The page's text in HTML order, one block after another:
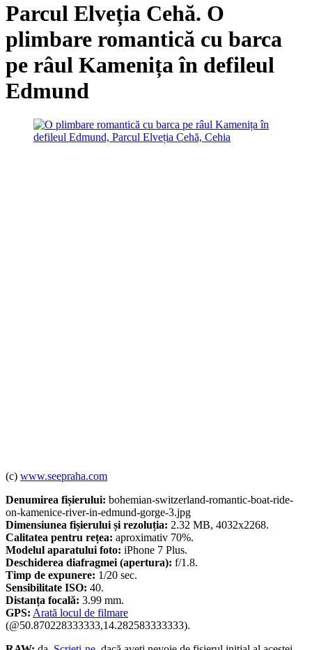
Parcul Elveția Cehă. O
plimbare romantică cu barca
pe râul Kamenița în defileul
Edmund
(c) www.seepraha.com
Denumirea fișierului: bohemian-switzerland-romantic-boat-ride-
on-kamenice-river-in-edmund-gorge-3.jpg
Dimensiunea fișierului și rezoluția: 2.32 MB, 4032x2268.
Calitatea pentru rețea: aproximativ 70%.
Modelul aparatului foto: iPhone 7 Plus.
Deschiderea diafragmei (apertura): f/1.8.
Timp de expunere: 1/20 sec.
Sensibilitate ISO: 40.
Distanța focală: 3.99 mm.
GPS: Arată locul de filmare
(@50.870228333333,14.282583333333).